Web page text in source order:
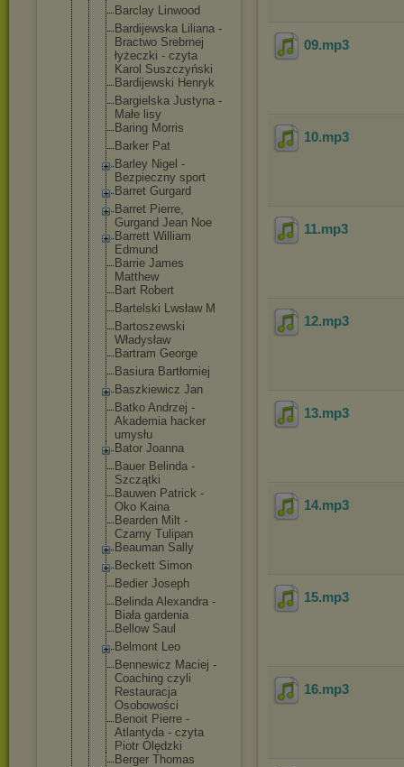
Barclay Linwood
Bardijewska Liliana -
Bractwo Srebrnej
łyżeczki - czyta
Karol Suszczyński
Bardijewski Henryk
Bargielska Justyna -
Małe lisy
Baring Morris
Barker Pat
Barley Nigel -
Bezpieczny sport
Barret Gurgard
Barret Pierre,
Gurgand Jean Noe
Barrett William
Edmund
Barrie James
Matthew
Bart Robert
Bartelski Lwsław M
Bartoszewski
Władysław
Bartram George
Basiura Bartłomiej
Baszkiewicz Jan
Batko Andrzej -
Akademia hacker
umysłu
Bator Joanna
Bauer Belinda -
Szczątki
Bauwen Patrick -
Oko Kaina
Bearden Milt -
Czarny Tulipan
Beauman Sally
Beckett Simon
Bedier Joseph
Belinda Alexandra -
Biała gardenia
Bellow Saul
Belmont Leo
Bennewicz Maciej -
Coaching czyli
Restauracja
Osobowości
Benoit Pierre -
Atlantyda - czyta
Piotr Olędzki
Berger Thomas
09.mp3
10.mp3
11.mp3
12.mp3
13.mp3
14.mp3
15.mp3
16.mp3